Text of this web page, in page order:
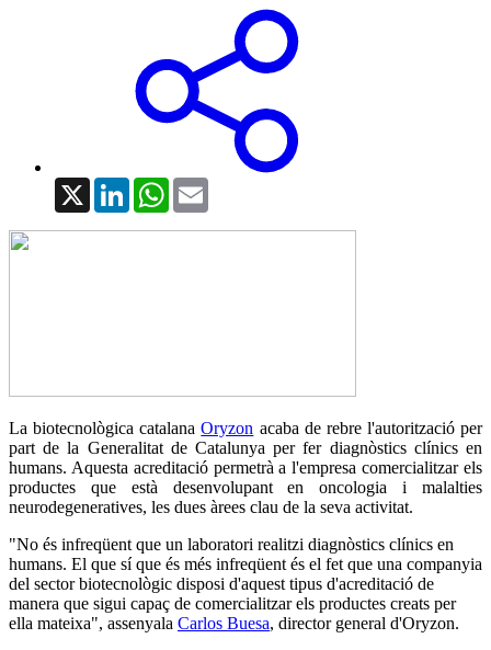
X LinkedInWhatsApp
La biotecnològica catalanaOryzon acaba de rebre l'autorització per
part de la Generalitat de Catalunya per fer diagnòstics clínics en
humans. Aquesta acreditació permetrà a l'empresa comercialitzar els
productes que està desenvolupant en oncologia i malalties
neurodegeneratives, les dues àrees clau de la seva activitat.
"No és infreqüent que un laboratori realitzi diagnòstics clínics en
humans. El que sí que és més infreqüent és el fet que una companyia
del sector biotecnològic disposi d'aquest tipus d'acreditació de
manera que sigui capaç de comercialitzar els productes creats per
ella mateixa", assenyala Carlos Buesa, director general d'Oryzon.